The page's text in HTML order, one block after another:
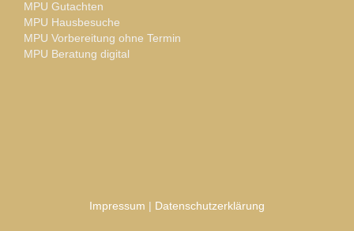
MPU Gutachten
MPU Hausbesuche
MPU Vorbereitung ohne Termin
MPU Beratung digital
Impressum Datenschutzerklärung